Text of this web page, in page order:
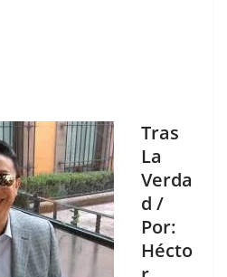
Tras
La
Verda
d /
Por:
Hécto